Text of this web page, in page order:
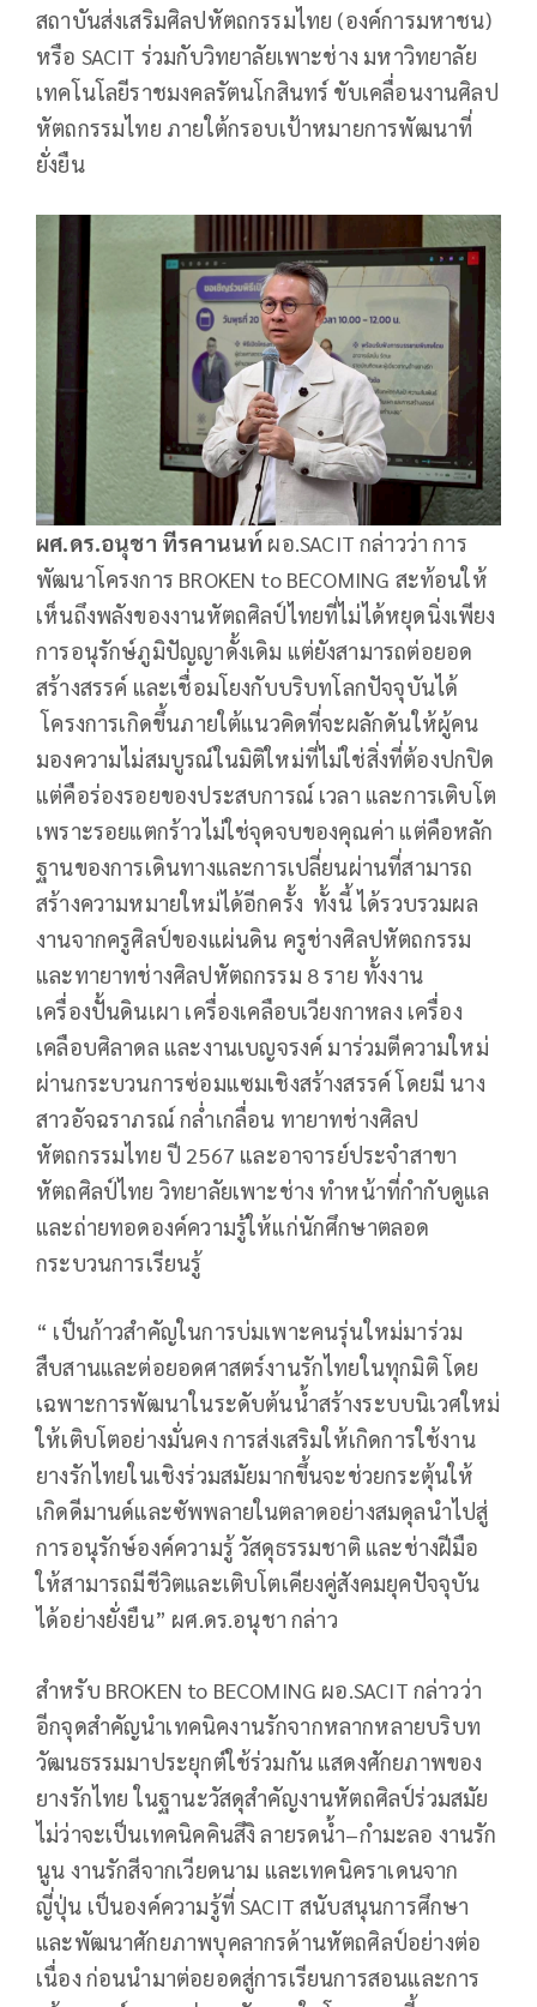
สถาบันส่งเสริมศิลปหัตถกรรมไทย (องค์การมหาชน)
หรือ SACIT ร่วมกับวิทยาลัยเพาะช่าง มหาวิทยาลัย
เทคโนโลยีราชมงคลรัตนโกสินทร์ ขับเคลื่อนงานศิลป
หัตถกรรมไทย ภายใต้กรอบเป้าหมายการพัฒนาที่
ยั่งยืน
ผศ.ดร.อนุชา ทีรคานนท์ ผอ.SACIT กล่าวว่า การ
พัฒนาโครงการ BROKEN to BECOMING สะท้อนให้
เห็นถึงพลังของงานหัตถศิลป์ไทยที่ไม่ได้หยุดนิ่งเพียง
การอนุรักษ์ภูมิปัญญาดั้งเดิม แต่ยังสามารถต่อยอด
สร้างสรรค์ และเชื่อมโยงกับบริบทโลกปัจจุบันได้
โครงการเกิดขึ้นภายใต้แนวคิดที่จะผลักดันให้ผู้คน
มองความไม่สมบูรณ์ในมิติใหม่ที่ไม่ใช่สิ่งที่ต้องปกปิด
แต่คือร่องรอยของประสบการณ์ เวลา และการเติบโต
เพราะรอยแตกร้าวไม่ใช่จุดจบของคุณค่า แต่คือหลัก
ฐานของการเดินทางและการเปลี่ยนผ่านที่สามารถ
สร้างความหมายใหม่ได้อีกครั้ง ทั้งนี้ ได้รวบรวมผล
งานจากครูศิลป์ของแผ่นดิน ครูช่างศิลปหัตถกรรม
และทายาทช่างศิลปหัตถกรรม 8 ราย ทั้งงาน
เครื่องปั้นดินเผา เครื่องเคลือบเวียงกาหลง เครื่อง
เคลือบศิลาดล และงานเบญจรงค์ มาร่วมตีความใหม่
ผ่านกระบวนการซ่อมแซมเชิงสร้างสรรค์ โดยมี นาง
สาวอัจฉราภรณ์ กล่ำเกลื่อน ทายาทช่างศิลป
หัตถกรรมไทย ปี 2567 และอาจารย์ประจำสาขา
หัตถศิลป์ไทย วิทยาลัยเพาะช่าง ทำหน้าที่กำกับดูแล
และถ่ายทอดองค์ความรู้ให้แก่นักศึกษาตลอด
กระบวนการเรียนรู้
“ เป็นก้าวสำคัญในการบ่มเพาะคนรุ่นใหม่มาร่วม
สืบสานและต่อยอดศาสตร์งานรักไทยในทุกมิติ โดย
เฉพาะการพัฒนาในระดับต้นน้ำสร้างระบบนิเวศใหม่
ให้เติบโตอย่างมั่นคง การส่งเสริมให้เกิดการใช้งาน
ยางรักไทยในเชิงร่วมสมัยมากขึ้นจะช่วยกระตุ้นให้
เกิดดีมานด์และซัพพลายในตลาดอย่างสมดุลนำไปสู่
การอนุรักษ์องค์ความรู้ วัสดุธรรมชาติ และช่างฝีมือ
ให้สามารถมีชีวิตและเติบโตเคียงคู่สังคมยุคปัจจุบัน
ได้อย่างยั่งยืน” ผศ.ดร.อนุชา กล่าว
สำหรับ BROKEN to BECOMING ผอ.SACIT กล่าวว่า
อีกจุดสำคัญนำเทคนิคงานรักจากหลากหลายบริบท
วัฒนธรรมมาประยุกต์ใช้ร่วมกัน แสดงศักยภาพของ
ยางรักไทย ในฐานะวัสดุสำคัญงานหัตถศิลป์ร่วมสมัย
ไม่ว่าจะเป็นเทคนิคคินสึงิ ลายรดน้ำ–กำมะลอ งานรัก
นูน งานรักสีจากเวียดนาม และเทคนิคราเดนจาก
ญี่ปุ่น เป็นองค์ความรู้ที่ SACIT สนับสนุนการศึกษา
และพัฒนาศักยภาพบุคลากรด้านหัตถศิลป์อย่างต่อ
เนื่อง ก่อนนำมาต่อยอดสู่การเรียนการสอนและการ